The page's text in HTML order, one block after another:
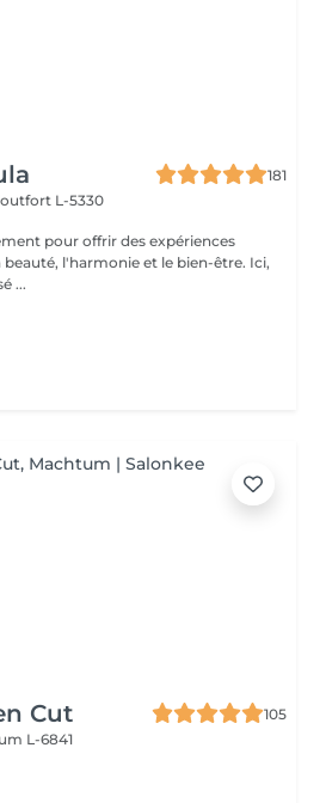
181
L-5330
pour offrir des expériences
l'harmonie et le bien-être. Ici,
...
Cut
105
L-6841